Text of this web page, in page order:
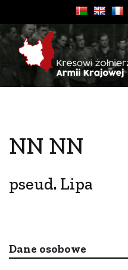
NN NN
pseud. Lipa
Dane osobowe